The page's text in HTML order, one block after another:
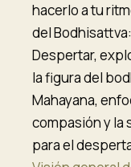
hacerlo a tu
del
Despertar,
la figura del
Mahayana,
compasión y la
para el